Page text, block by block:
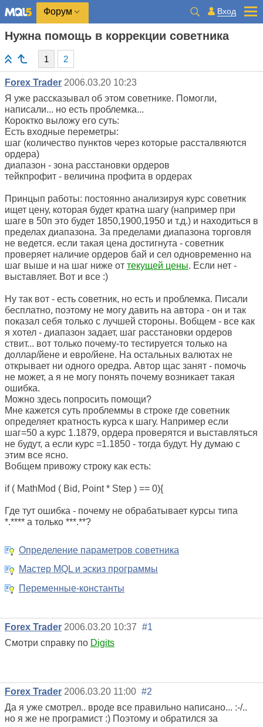
Форум Вход
Нужна помощь в коррекции советника
1 2
Forex Trader 2006.03.20 10:23
Я уже рассказывал об этом советнике. Помогли,
написали... но есть проблемка...
Короктко выложу его суть:
Есть входные переметры:
шаг (количество пунктов через которые рассталвяются
ордера)
диапазон - зона расстановки ордеров
тейкпрофит - величина профита в ордерах
Принцып работы: постоянно анализируя курс советник
ищет цену, которая будет кратна шагу (например при
шаге в 50п это будет 1850,1900,1950 и т.д.) и находиться в
пределах диапазона. За пределами диапазона торговля
не ведется. если такая цена достигнута - советник
проверяет наличие ордеров бай и сел одновременно на
шаг выше и на шаг ниже от текущей цены. Если нет -
выставляет. Вот и все :)
Ну так вот - есть советник, но есть и проблемка. Писали
бесплатно, поэтому не могу давить на автора - он и так
показал себя только с лучшей стороны. Вобщем - все как
я хотел - диапазон задает, шаг расстановки ордеров
ствит... вот только почему-то тестируется только на
доллар/йене и евро/йене. На остальных валютах не
открывает ни одного оредра. Автор щас занят - помочь
не может, а я не могу понять почему возникает такая
ошибка.
Можно здесь попросить помощи?
Мне кажется суть проблеммы в строке где советник
определяет кратность курса к шагу. Например если
шаг=50 а курс 1.1879, ордера проверятся и выставляться
не будут, а если курс =1.1850 - тогда будут. Ну думаю с
этим все ясно.
Вобщем привожу строку как есть:
if ( MathMod ( Bid, Point * Step ) == 0){
Где тут ошибка - почему не обрабатывает курсы типа
*.**** а только ***.**?
Определение параметров советника
Мастер MQL и эскиз программы
Переменные-константы
Forex Trader 2006.03.20 10:37 #1
Смотри справку по Digits
Forex Trader 2006.03.20 11:00 #2
Да я уже смотрел.. вроде все правильно написано... :-/..
но я же не програмист :) Поэтому и обратился за